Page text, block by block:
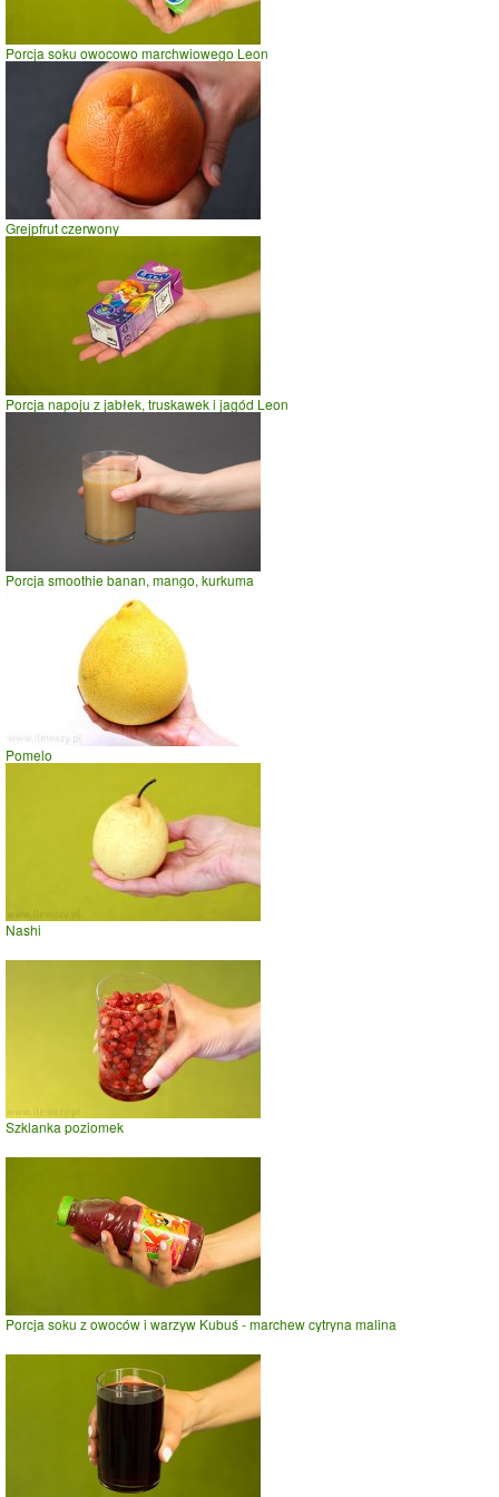
Porcja soku owocowo marchwiowego Leon
Grejpfrut czerwony
Porcja napoju z jabłek, truskawek i jagód Leon
Porcja smoothie banan, mango, kurkuma
Pomelo
Nashi
Szklanka poziomek
Porcja soku z owoców i warzyw Kubuś - marchew cytryna malina